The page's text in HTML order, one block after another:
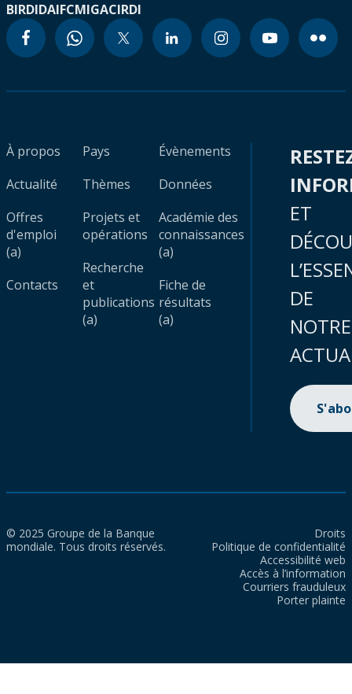
BIRDIDAIFCMIGACIRDI
À propos
Actualité
Offres
d'emploi
(a)
Contacts
Pays
Thèmes
Projets et
opérations
Recherche
et
publications
(a)
Évènements
Données
Académie des
connaissances
(a)
Fiche de
résultats
(a)
ET
DE
NOTRE
© 2025 Groupe de la Banque
mondiale. Tous droits réservés.
Droits
Politique de confidentialité
Accessibilité web
Accès à l’information
Courriers frauduleux
Porter plainte